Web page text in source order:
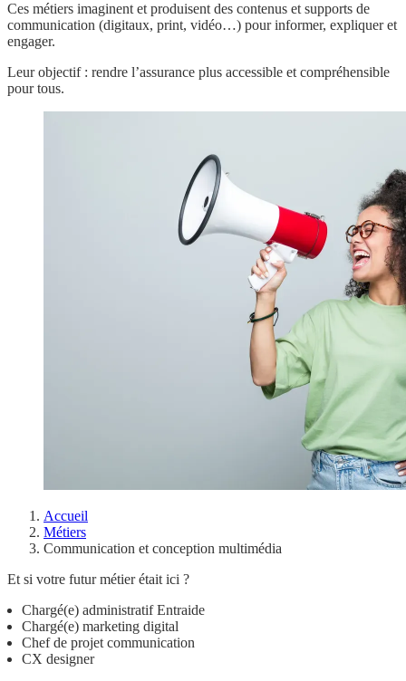
Ces métiers imaginent et produisent des contenus et supports de
communication (digitaux, print, vidéo…) pour informer, expliquer et
engager.
Leur objectif : rendre l’assurance plus accessible et compréhensible
pour tous.
Accueil
Métiers
Communication et conception multimédia
Et si votre futur métier était ici ?
Chargé(e) administratif Entraide
Chargé(e) marketing digital
Chef de projet communication
CX designer